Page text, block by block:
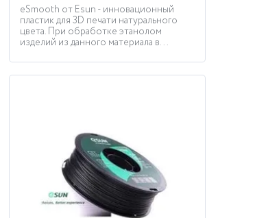
eSmooth от Esun - инновационный
пластик для 3D печати натурального
цвета. При обработке этанолом
изделий из данного материала в...